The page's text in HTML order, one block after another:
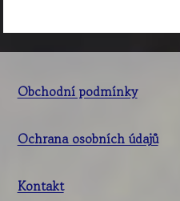
Obchodní podmínky
Ochrana osobních údajů
Kontakt